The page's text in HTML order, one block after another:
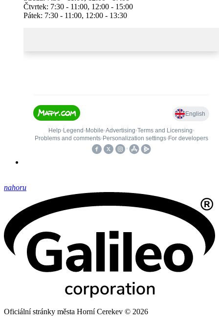
Čtvrtek: 7:30 - 11:00, 12:00 - 15:00
Pátek: 7:30 - 11:00, 12:00 - 13:30
nahoru
Oficiální stránky města Horní Cerekev © 2026